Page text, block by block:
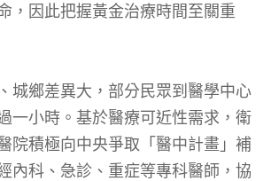
，因此把握黃金治療時間至關重
城鄉差異大，部分民眾到醫學中心
一小時。基於醫療可近性需求，衛
院積極向中央爭取「醫中計畫」補
內科、急診、重症等專科醫師，協